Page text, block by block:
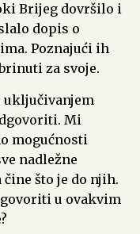
Brijeg dovršilo i
dopis o
Poznajući ih
za svoje.
uključivanjem
Mi
mogućnosti
nadležne
što je do njih.
govoriti u ovakvim